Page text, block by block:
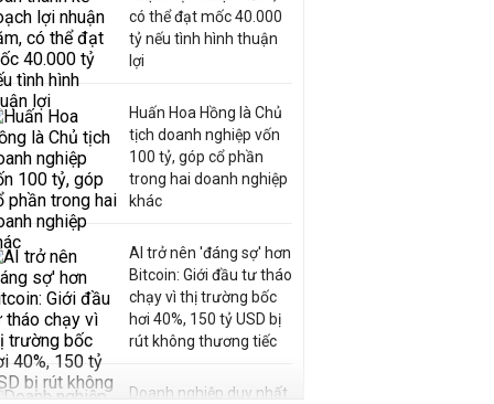
có thể đạt mốc 40.000
tỷ nếu tình hình thuận
lợi
Huấn Hoa Hồng là Chủ
tịch doanh nghiệp vốn
100 tỷ, góp cổ phần
trong hai doanh nghiệp
khác
AI trở nên 'đáng sợ' hơn
Bitcoin: Giới đầu tư tháo
chạy vì thị trường bốc
hơi 40%, 150 tỷ USD bị
rút không thương tiếc
Doanh nghiệp duy nhất